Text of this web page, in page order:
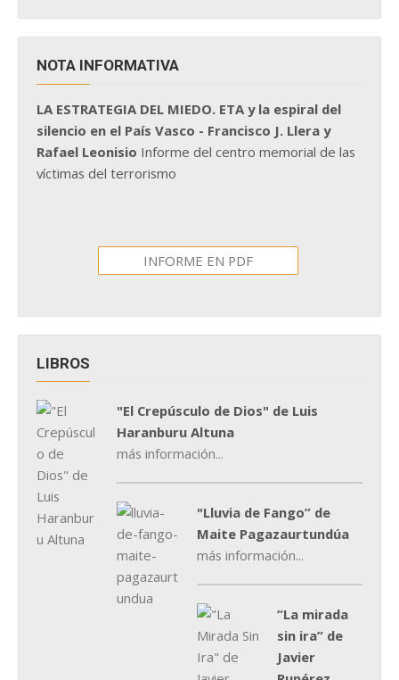
NOTA INFORMATIVA
LA ESTRATEGIA DEL MIEDO. ETA y la espiral del
silencio en el País Vasco - Francisco J. Llera y
Rafael Leonisio Informe del centro memorial de las
víctimas del terrorismo
INFORME EN PDF
LIBROS
"El Crepúsculo de Dios" de Luis
Haranburu Altuna
más información...
"Lluvia de Fango” de
Maite Pagazaurtundúa
más información...
“La mirada
sin ira” de
Javier